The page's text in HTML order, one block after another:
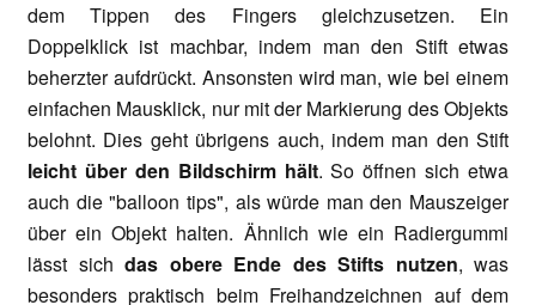
dem Tippen des Fingers gleichzusetzen. Ein
Doppelklick ist machbar, indem man den Stift etwas
beherzter aufdrückt. Ansonsten wird man, wie bei einem
einfachen Mausklick, nur mit der Markierung des Objekts
belohnt. Dies geht übrigens auch, indem man den Stift
leicht über den Bildschirm hält. So öffnen sich etwa
auch die "balloon tips", als würde man den Mauszeiger
über ein Objekt halten. Ähnlich wie ein Radiergummi
lässt sich das obere Ende des Stifts nutzen, was
besonders praktisch beim Freihandzeichnen auf dem